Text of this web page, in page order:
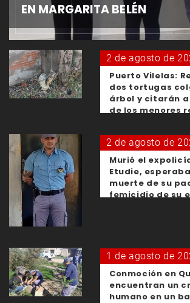
EN MARGARITA BELÉN
2 de agosto de
Puerto Vilelas:
dos tortugas
árbol y citarán
de los menores
2 de agosto de
Murió el
Etudie,
muerte de su
femicidio de su
1 de agosto de
Conmoción en
encuentran un
humano en un